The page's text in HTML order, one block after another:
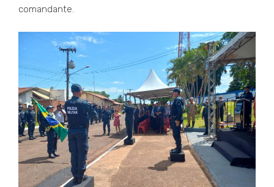
comandante.